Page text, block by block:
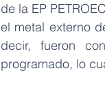
de la EP
el metal externo
decir, fueron
programado, lo